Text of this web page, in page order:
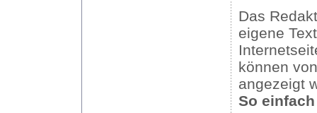
Das
eigene
können
angezeigt
So